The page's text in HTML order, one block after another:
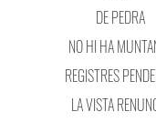
DE PEDRA
NO HI HA
REGISTRES
LA VISTA